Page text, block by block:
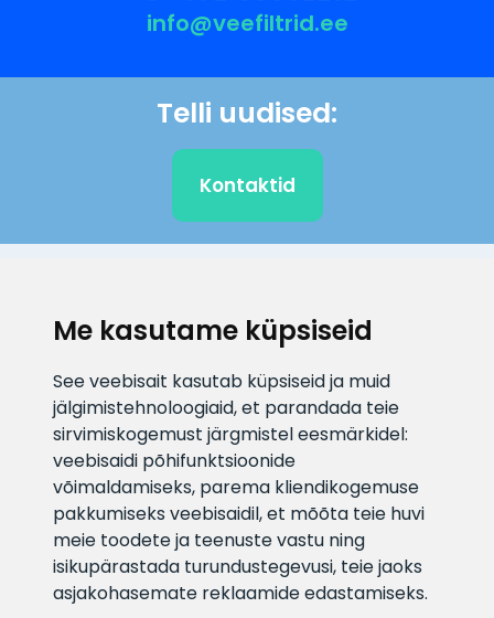
Me kasutame küpsiseid
See veebisait kasutab küpsiseid ja muid
jälgimistehnoloogiaid, et parandada teie
sirvimiskogemust järgmistel eesmärkidel:
veebisaidi põhifunktsioonide
võimaldamiseks, parema kliendikogemuse
pakkumiseks veebisaidil,et mõõta teie huvi
meie toodete ja teenuste vastu ning
isikupärastada turundustegevusi, teie jaoks
asjakohasemate reklaamide edastamiseks.
info@veefiltrid.ee
Telli uudised:
Kontaktid
info@veefiltrid.ee
Infotelefon
+372 58862212
Vaata tööaegu
Reti tee 11, Peetri, 75312 Harju
maakond, Estonia